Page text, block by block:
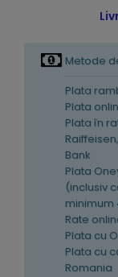
Metode
Plata
Plata
Plata în
Bank
Plata
(inclusiv
minimum
Rate
Plata cu
Plata cu
Romania